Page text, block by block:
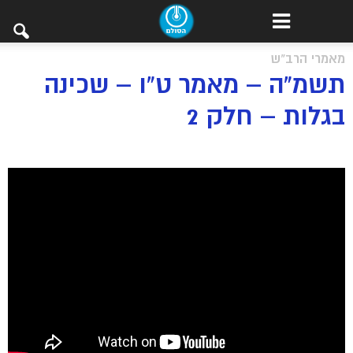
מאמרי הרב"ש
תשמ”ה – מאמר ט”ו – שכינה
בגלות – חלק 2